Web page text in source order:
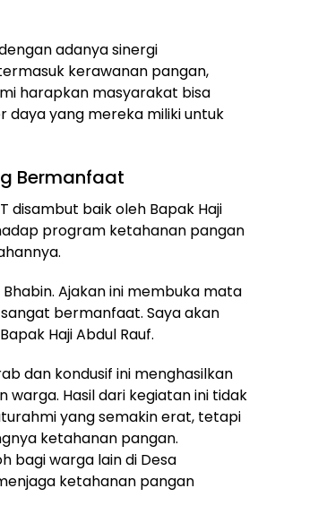
adanya sinergi
kerawanan pangan,
harapkan masyarakat bisa
daya yang mereka miliki untuk
Bermanfaat
disambut baik oleh Bapak Haji
program ketahanan pangan
Ajakan ini membuka mata
bermanfaat. Saya akan
Haji Abdul Rauf.
dan kondusif ini menghasilkan
Hasil dari kegiatan ini tidak
yang semakin erat, tetapi
ketahanan pangan.
bagi warga lain di Desa
ketahanan pangan